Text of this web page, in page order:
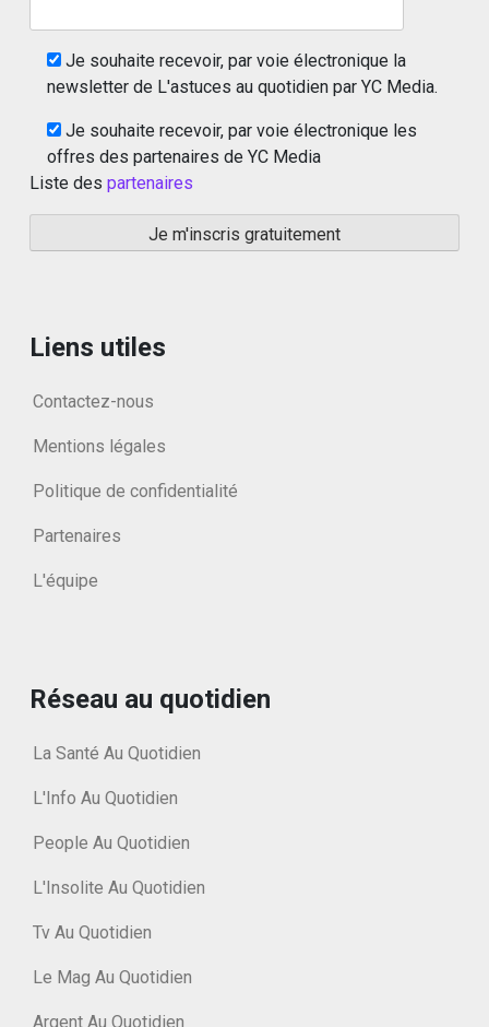
Je souhaite recevoir, par voie électronique la
newsletter de L'astuces au quotidien par YC Media.
Je souhaite recevoir, par voie électronique les
offres des partenaires de YC Media
Liste des partenaires
Liens utiles
Contactez-nous
Mentions légales
Politique de confidentialité
Partenaires
L'équipe
Réseau au quotidien
La Santé Au Quotidien
L'Info Au Quotidien
People Au Quotidien
L'Insolite Au Quotidien
Tv Au Quotidien
Le Mag Au Quotidien
Argent Au Quotidien